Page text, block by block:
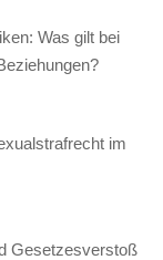
Was gilt bei
im
Gesetzesverstoß